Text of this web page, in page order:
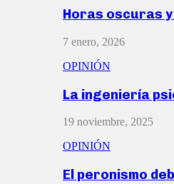
Horas oscuras
7 enero, 2026
OPINIÓN
La ingeniería
19 noviembre, 2025
OPINIÓN
El peronismo